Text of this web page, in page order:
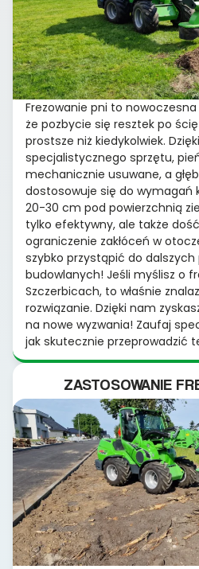
Frezowanie pni to
że pozbycie się resztek po
prostsze niż kiedykolwiek.
specjalistycznego sprzętu,
mechanicznie usuwane, a
dostosowuje się do wymagań
20-30 cm pod powierzchnią
tylko efektywny, ale także
ograniczenie zakłóceń w
szybko przystąpić do
budowlanych! Jeśli myślisz o
Szczerbicach, to właśnie
rozwiązanie. Dzięki nam
na nowe wyzwania! Zaufaj
jak skutecznie przeprowadzić
ZASTOSOWANIE